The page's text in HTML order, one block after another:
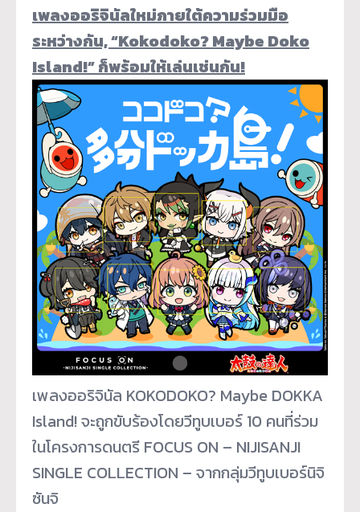
เพลงออริจินัลใหม่ภายใต้ความร่วมมือ
ระหว่างกัน, “Kokodoko? Maybe Doko
Island!” ก็พร้อมให้เล่นเช่นกัน!
เพลงออริจินัล KOKODOKO? Maybe DOKKA
Island! จะถูกขับร้องโดยวีทูบเบอร์ 10 คนที่ร่วม
ในโครงการดนตรี FOCUS ON – NIJISANJI
SINGLE COLLECTION – จากกลุ่มวีทูบเบอร์นิจิ
ซันจิ